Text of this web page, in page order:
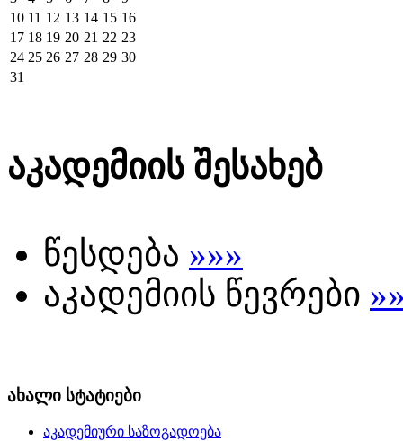
10 11 12 13 14 15 16
17 18 19 20 21 22 23
24 25 26 27 28 29 30
31
აკადემიის შესახებ
წესდება »»»
აკადემიის წევრები
ახალი სტატიები
აკადემიური საზოგადოება